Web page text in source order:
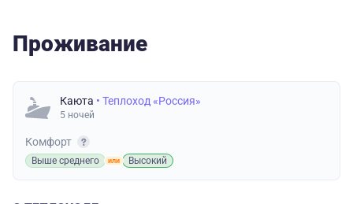
Проживание
Каюта • Теплоход «Россия»
5 ночей
Комфорт
Выше среднего Высокий